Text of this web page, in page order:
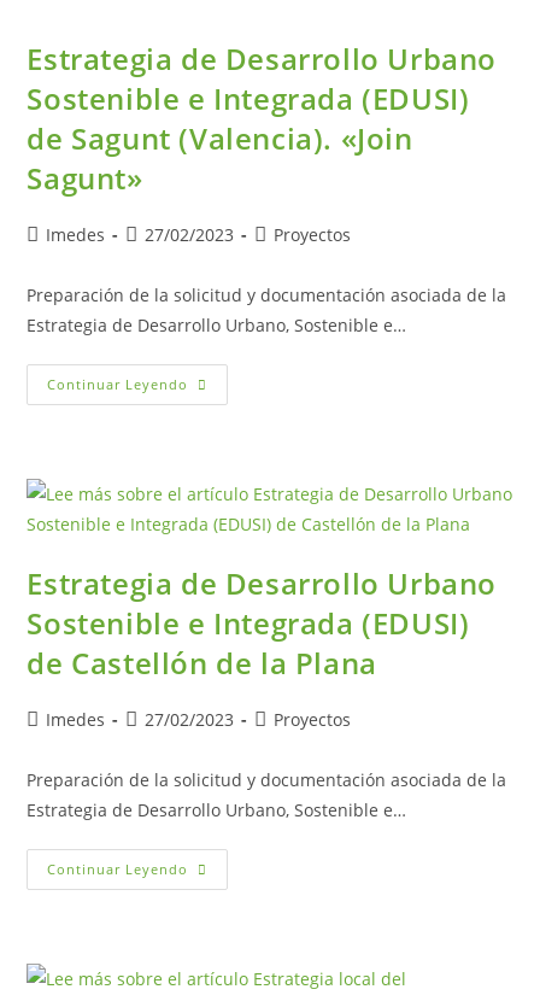
Estrategia de Desarrollo Urbano
Sostenible e Integrada (EDUSI)
de Sagunt (Valencia). «Join
Sagunt»
Imedes 27/02/2023 Proyectos
Preparación de la solicitud y documentación asociada de la
Estrategia de Desarrollo Urbano, Sostenible e…
Continuar Leyendo
Estrategia de Desarrollo Urbano
Sostenible e Integrada (EDUSI)
de Castellón de la Plana
Imedes 27/02/2023 Proyectos
Preparación de la solicitud y documentación asociada de la
Estrategia de Desarrollo Urbano, Sostenible e…
Continuar Leyendo